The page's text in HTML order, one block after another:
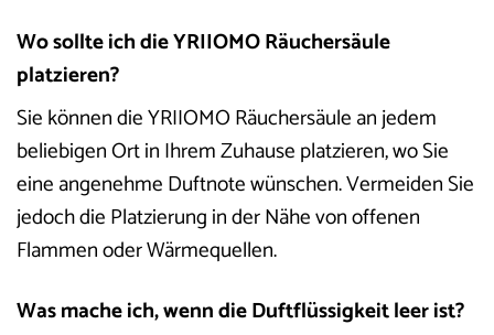
Wo sollte ich die YRIIOMO Räuchersäule
platzieren?
Sie können die YRIIOMO Räuchersäule an jedem
beliebigen Ort in Ihrem Zuhause platzieren, wo Sie
eine angenehme Duftnote wünschen. Vermeiden Sie
jedoch die Platzierung in der Nähe von offenen
Flammen oder Wärmequellen.
Was mache ich, wenn die Duftflüssigkeit leer ist?